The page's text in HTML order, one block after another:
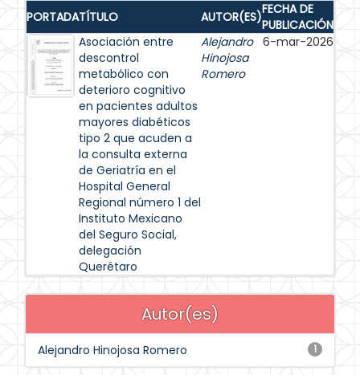
PORTADATÍTULO AUTOR(ES)FECHA DE
PUBLICACIÓN
Asociación entre
descontrol
metabólico con
deterioro cognitivo
en pacientes adultos
mayores diabéticos
tipo 2 que acuden a
la consulta externa
de Geriatría en el
Hospital General
Regional número 1 del
Instituto Mexicano
del Seguro Social,
delegación
Querétaro
Alejandro
Hinojosa
Romero
6-mar-2026
Autor(es)
1
Alejandro Hinojosa Romero